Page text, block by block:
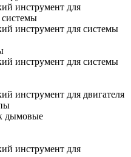
инструмент для
системы
инструмент для системы
инструмент для системы
инструмент для двигателя
дымовые
инструмент для